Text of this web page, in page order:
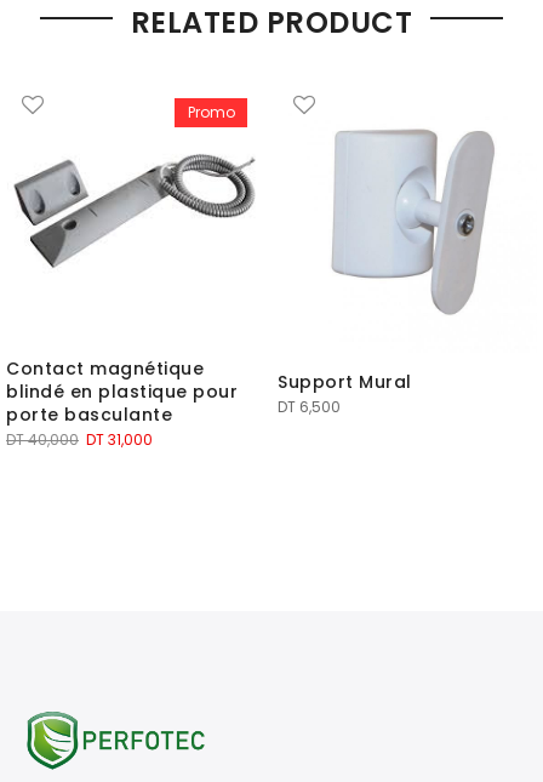
RELATED PRODUCT
Promo
Contact magnétique
blindé en plastique pour
porte basculante
DT40,000 Le
DT31,000
Support Mural
DT 6,500